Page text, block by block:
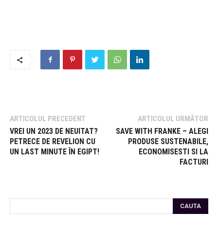
ARTICOLUL PRECEDENT
VREI UN 2023 DE NEUITAT?
PETRECE DE REVELION CU
UN LAST MINUTE ÎN EGIPT!
ARTICOLUL URMĂTOR
SAVE WITH FRANKE – ALEGI
PRODUSE SUSTENABILE,
ECONOMISESTI SI LA
FACTURI
CAUTA